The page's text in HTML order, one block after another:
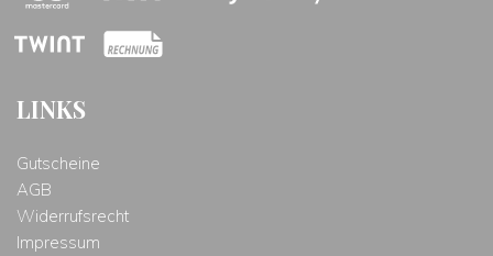
LINKS
Gutscheine
AGB
Widerrufsrecht
Impressum